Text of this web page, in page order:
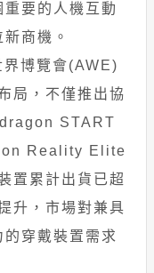
要的人機互動
商機。
博覽會(AWE)
局，不僅推出協
START
Reality Elite
置累計出貨已超
升，市場對兼具
穿戴裝置需求